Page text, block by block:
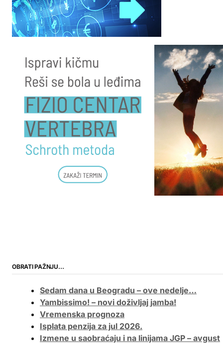
OBRATI PAŽNJU…
Sedam dana u Beogradu – ove nedelje…
Yambissimo! – novi doživljaj jamba!
Vremenska prognoza
Isplata penzija za jul 2026.
Izmene u saobraćaju i na linijama JGP – avgust